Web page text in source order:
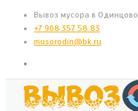
Вывоз мусора в Одинцово
+7 968 357 58 83
musorodin@bk.ru